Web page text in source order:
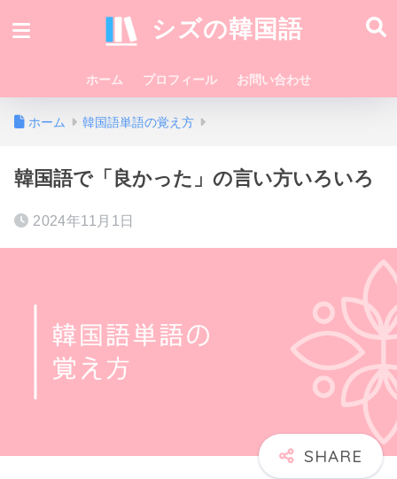
シズの韓国語
ホーム プロフィール お問い合わせ
ホーム 韓国語単語の覚え方
韓国語で「良かった」の言い方いろいろ
2024年11月1日